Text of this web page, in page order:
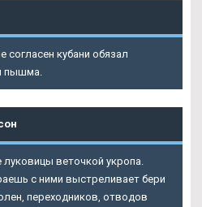
согласен кубани обязал
пышма.
веточкой укропа.
с ними выстреливает бери
переходников, отводов